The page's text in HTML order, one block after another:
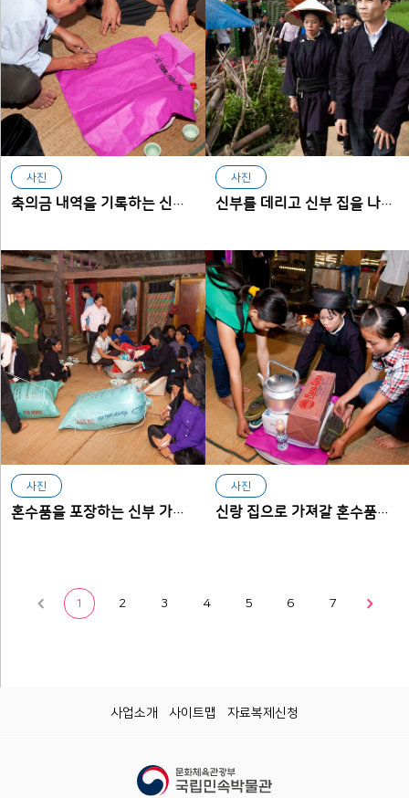
사진
축의금 내역을 기록하는 신부 측 가족
사진
신부를 데리고 신부 집을 나서는 신랑
사진
혼수품을 포장하는 신부 가족들
사진
신랑 집으로 가져갈 혼수품을 챙기는 신부
1 2 3 4 5 6 7
사업소개 사이트맵 자료복제신청